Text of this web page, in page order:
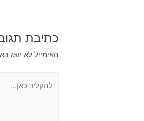
כתיבת
האימייל לא יוצג